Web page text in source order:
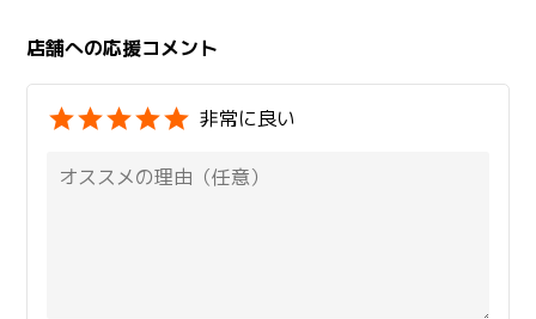
店舗への応援コメント
非常に良い